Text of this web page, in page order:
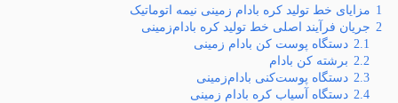
1 مزایای خط تولید کره بادام زمینی نیمه اتوماتیک
2 جریان فرآیند اصلی خط تولید کره بادام‌زمینی
2.1 دستگاه پوست کن بادام زمینی
2.2 برشته کن بادام
2.3 دستگاه پوست‌کنی بادام‌زمینی
2.4 دستگاه آسیاب کره بادام زمینی